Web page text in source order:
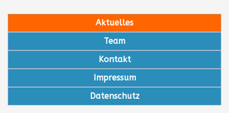
Aktuelles
Team
Kontakt
Impressum
Datenschutz